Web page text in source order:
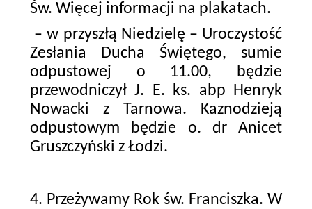
Św. Więcej informacji na plakatach.
– w przyszłą Niedzielę – Uroczystość
Zesłania Ducha Świętego, sumie
odpustowej o 11.00, będzie
przewodniczył J. E. ks. abp Henryk
Nowacki z Tarnowa. Kaznodzieją
odpustowym będzie o. dr Anicet
Gruszczyński z Łodzi.
4. Przeżywamy Rok św. Franciszka. W